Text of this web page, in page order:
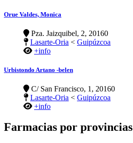
Orue Valdes, Monica
Pza. Jaizquibel, 2, 20160
Lasarte-Oria < Guipúzcoa
+info
Urbistondo Artano -belen
C/ San Francisco, 1, 20160
Lasarte-Oria < Guipúzcoa
+info
Farmacias por provincias